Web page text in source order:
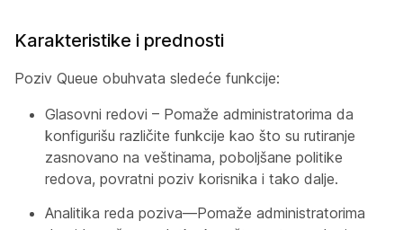
Karakteristike i prednosti
Poziv Queue obuhvata sledeće funkcije:
Glasovni redovi – Pomaže administratorima da
konfigurišu različite funkcije kao što su rutiranje
zasnovano na veštinama, poboljšane politike
redova, povratni poziv korisnika i tako dalje.
Analitika reda poziva—Pomaže administratorima